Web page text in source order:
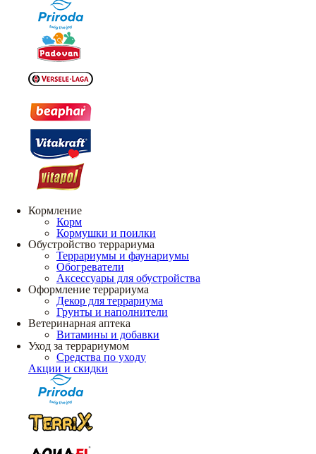
Кормление
Корм
Кормушки и поилки
Обустройство террариума
Террариумы и фаунариумы
Обогреватели
Аксессуары для обустройства
Оформление террариума
Декор для террариума
Грунты и наполнители
Ветеринарная аптека
Витамины и добавки
Уход за террариумом
Средства по уходу
Акции и скидки